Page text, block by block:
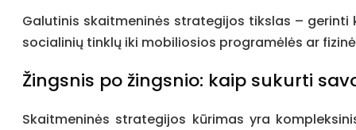
Galutinis skaitmeninės strategijos tikslas –
socialinių tinklų iki mobiliosios programėlės ar
Žingsnis po žingsnio: kaip sukurti
Skaitmeninės strategijos kūrimas yra